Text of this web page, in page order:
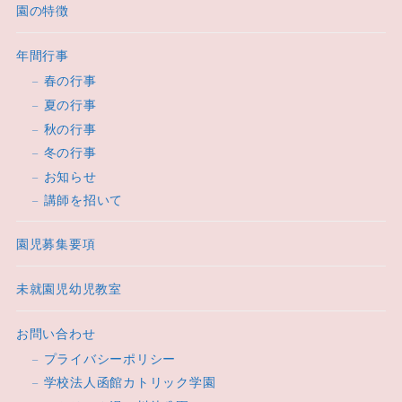
園の特徴
年間行事
春の行事
夏の行事
秋の行事
冬の行事
お知らせ
講師を招いて
園児募集要項
未就園児幼児教室
お問い合わせ
プライバシーポリシー
学校法人函館カトリック学園